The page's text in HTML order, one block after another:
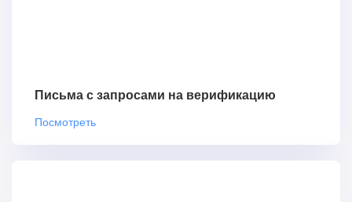
Письма с запросами на верификацию
Посмотреть